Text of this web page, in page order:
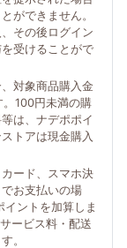
ができません。
その後ログイン
受けることがで
対象商品購入金
100円未満の購
は、ナデポポイ
トアは現金購入
ード、スマホ決
お支払いの場
ントを加算しま
ービス料・配送
。